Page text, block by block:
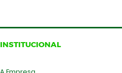
INSTITUCIONAL